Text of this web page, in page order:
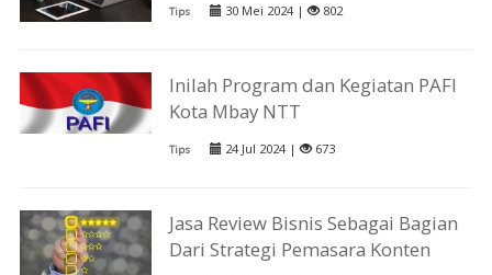
Tips 30 Mei 2024 | 802
Inilah Program dan Kegiatan PAFI
Kota Mbay NTT
Tips 24 Jul 2024 | 673
Jasa Review Bisnis Sebagai Bagian
Dari Strategi Pemasara Konten